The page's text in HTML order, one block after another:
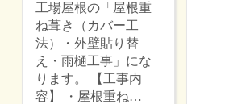
工場屋根の「屋根重
ね葺き（カバー工
法）・外壁貼り替
え・雨樋工事」にな
ります。 【工事内
容】 ・屋根重ね…